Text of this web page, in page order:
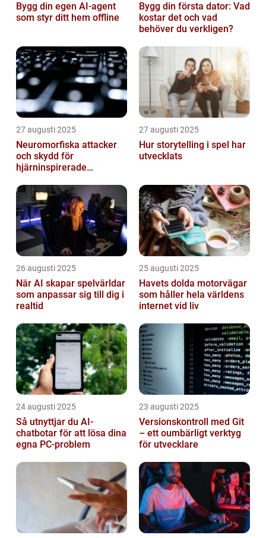
Bygg din egen AI-agent
som styr ditt hem offline
Bygg din första dator: Vad
kostar det och vad
behöver du verkligen?
27 augusti 2025
Neuromorfiska attacker
och skydd för
hjärninspirerade
27 augusti 2025
Hur storytelling i spel har
utvecklats
26 augusti 2025
När AI skapar spelvärldar
som anpassar sig till dig i
realtid
25 augusti 2025
Havets dolda motorvägar
som håller hela världens
internet vid liv
24 augusti 2025
Så utnyttjar du AI-
chatbotar för att lösa dina
egna PC-problem
23 augusti 2025
Versionskontroll med Git
– ett oumbärligt verktyg
för utvecklare